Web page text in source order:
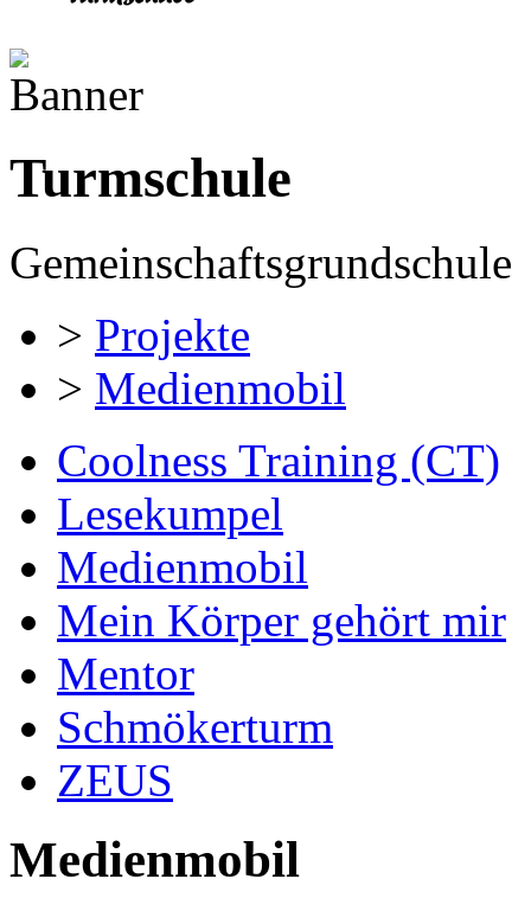
Turmschule
Gemeinschaftsgrundschule
> Projekte
> Medienmobil
Coolness Training (CT)
Lesekumpel
Medienmobil
Mein Körper gehört mir
Mentor
Schmökerturm
ZEUS
Medienmobil